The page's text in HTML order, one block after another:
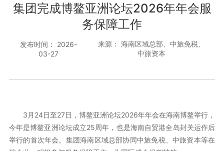
集团完成博鳌亚洲论坛2026年年会服
务保障工作
发布时间： 2026-
03-27
来源： 海南区域总部、中旅免税、
中旅资本
3月24日至27日，博鳌亚洲论坛2026年年会在海南博鳌举行，
今年是博鳌亚洲论坛成立25周年，也是海南自贸港全岛封关运作后
举行的首次年会。集团海南区域总部协同中旅免税、中旅资本等在